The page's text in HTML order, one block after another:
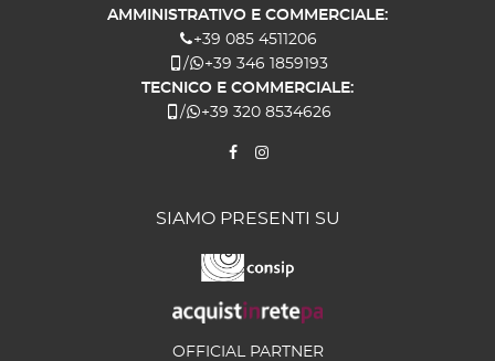
AMMINISTRATIVO E COMMERCIALE:
+39 085 4511206
/
+39 346 1859193
TECNICO E COMMERCIALE:
/
+39 320 8534626
SIAMO PRESENTI SU
OFFICIAL PARTNER